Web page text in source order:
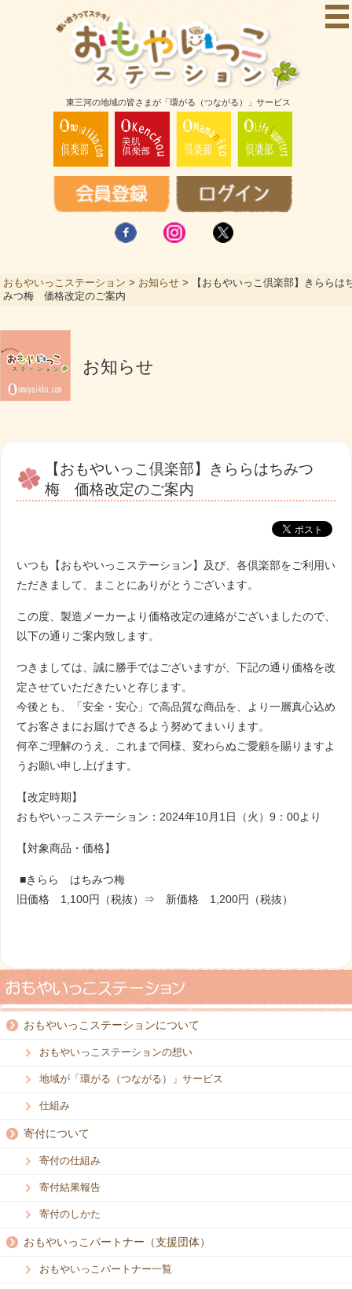
東三河の地域の皆さまが「環がる（つながる）」サービス
おもやいっこステーション > お知らせ >
【おもやいっこ倶楽部】きららは
みつ梅 価格改定のご案内
お知らせ
【おもやいっこ倶楽部】きららはちみつ
梅 価格改定のご案内
いつも【おもやいっこステーション】及び、各倶楽部をご利用い
ただきまして、まことにありがとうございます。
この度、製造メーカーより価格改定の連絡がございましたので、
以下の通りご案内致します。
つきましては、誠に勝手ではございますが、下記の通り価格を改
定させていただきたいと存じます。
今後とも、「安全・安心」で高品質な商品を、より一層真心込め
てお客さまにお届けできるよう努めてまいります。
何卒ご理解のうえ、これまで同様、変わらぬご愛顧を賜りますよ
うお願い申し上げます。
【改定時期】
おもやいっこステーション：2024年10月1日（火）9：00より
【対象商品・価格】
■きらら はちみつ梅
旧価格 1,100円（税抜）⇒ 新価格 1,200円（税抜）
おもやいっこステーションについて
おもやいっこステーションの想い
地域が「環がる（つながる）」サービス
仕組み
寄付について
寄付の仕組み
寄付結果報告
寄付のしかた
おもやいっこパートナー（支援団体）
おもやいっこパートナー一覧